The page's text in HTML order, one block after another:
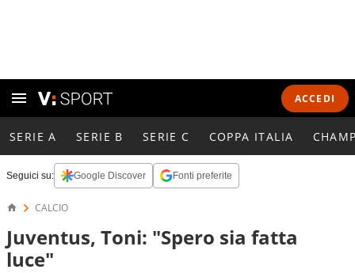
ACCEDI
SERIE A SERIE B SERIE C COPPA ITALIA
Seguici su: Google Discover Fonti preferite
CALCIO
Juventus, Toni: "Spero sia fatta
luce"